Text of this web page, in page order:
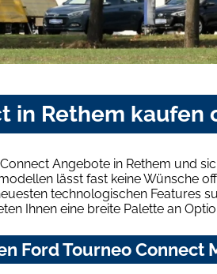
in Rethem kaufen
Angebote in Rethem und
lässt fast keine Wünsche
technologischen Features
Ihnen eine breite Palette an
Ford Tourneo